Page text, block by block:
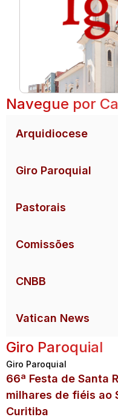
Navegue por
Arquidiocese
Giro Paroquial
Pastorais
Comissões
CNBB
Vatican News
Giro Paroquial
Giro Paroquial
66ª Festa de Santa
milhares de fiéis ao
Curitiba